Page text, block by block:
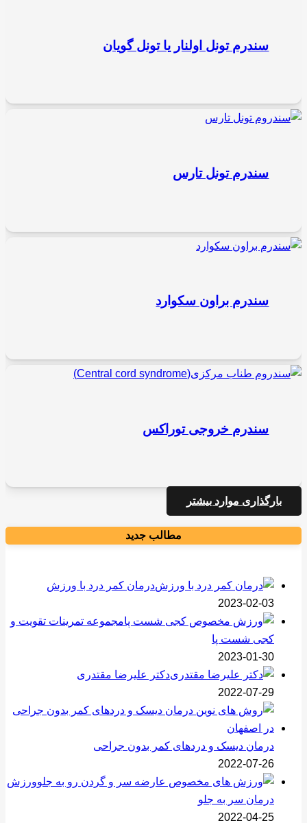
سندرم تونل اولنار یا تونل گویان
سندرم تونل تارس
سندرم براون سکوارد
سندرم خروجی توراکس
بارگذاری موارد بیشتر
مطالب جدید
درمان کمر درد با ورزش
2023-02-03
مجموعه تمرینات تقویت و
کجی شست پا
2023-01-30
دکتر علیرضا مقتدری
2022-07-29
درمان دیسک و دردهای کمر بدون جراحی
2022-07-26
ورزش
درمان سر به جلو
2022-04-25